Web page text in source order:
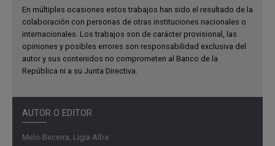
En múltiples ocasiones estos trabajos han sido el resultado de la
colaboración con personas de otras instituciones nacionales o
internacionales. Los trabajos son de carácter provisional, las
opiniones y posibles errores son responsabilidad exclusiva del
autor y sus contenidos no comprometen al Banco de la
República ni a su Junta Directiva.
AUTOR O EDITOR
Melo-Becerra, Ligia Alba
Resultados
Los indicadores sobre educación básica revelan que la
pandemia causó una mayor demanda por servicios de
educación en colegios oficiales, aumentó las tasas de
deserción y repitencia escolar y profundizó las brechas
mantiene la tendencia descendente en el número de
estudiantes matriculados, así como las brechas en el
rendimiento académico, las cuales dependen de